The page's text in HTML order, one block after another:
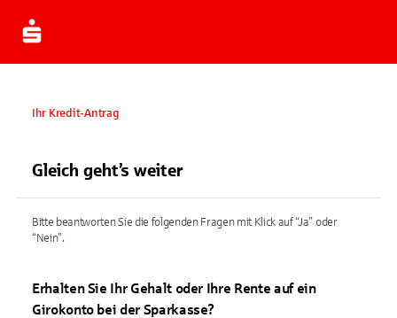
Ihr Kredit-Antrag
Gleich geht’s weiter
Bitte beantworten Sie die folgenden Fragen mit Klick auf “Ja” oder
“Nein”.
Erhalten Sie Ihr Gehalt oder Ihre Rente auf ein
Girokonto bei der Sparkasse?